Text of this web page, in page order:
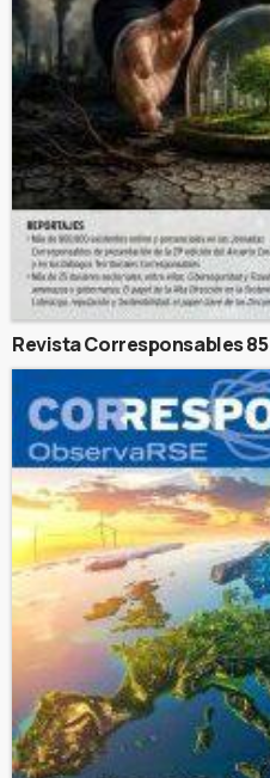
Revista Corresponsables 85